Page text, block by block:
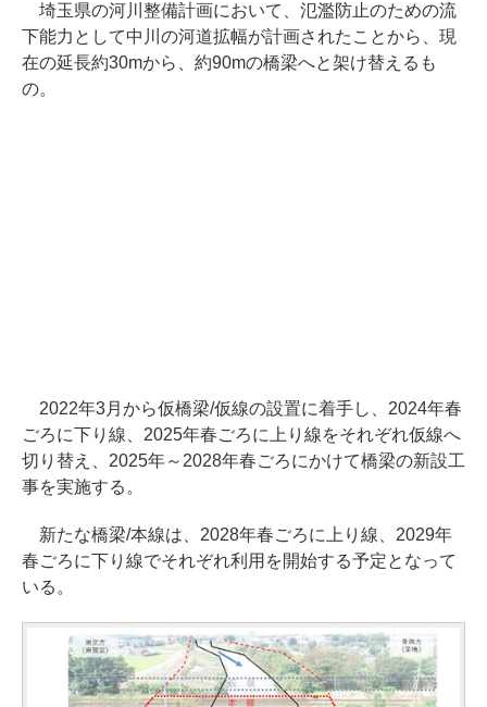
埼玉県の河川整備計画において、氾濫防止のための流
下能力として中川の河道拡幅が計画されたことから、現
在の延長約30mから、約90mの橋梁へと架け替えるも
の。
2022年3月から仮橋梁/仮線の設置に着手し、2024年春
ごろに下り線、2025年春ごろに上り線をそれぞれ仮線へ
切り替え、2025年～2028年春ごろにかけて橋梁の新設工
事を実施する。
新たな橋梁/本線は、2028年春ごろに上り線、2029年
春ごろに下り線でそれぞれ利用を開始する予定となって
いる。